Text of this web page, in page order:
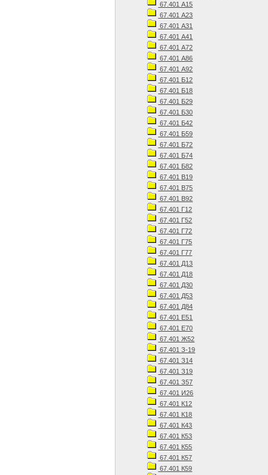
67.401 А15
67.401 А23
67.401 А31
67.401 А41
67.401 А72
67.401 А86
67.401 А92
67.401 Б12
67.401 Б18
67.401 Б29
67.401 Б30
67.401 Б42
67.401 Б59
67.401 Б72
67.401 Б74
67.401 Б82
67.401 В19
67.401 В75
67.401 В92
67.401 Г12
67.401 Г52
67.401 Г72
67.401 Г75
67.401 Г77
67.401 Д13
67.401 Д18
67.401 Д30
67.401 Д53
67.401 Д84
67.401 Е51
67.401 Е70
67.401 Ж52
67.401 З-19
67.401 З14
67.401 З19
67.401 З57
67.401 И26
67.401 К12
67.401 К18
67.401 К43
67.401 К53
67.401 К55
67.401 К57
67.401 К59